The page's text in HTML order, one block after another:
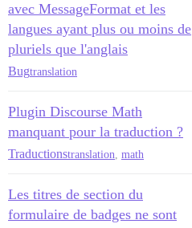
avec MessageFormat et les
langues ayant plus ou moins de
pluriels que l'anglais
Bugtranslation
Plugin Discourse Math
manquant pour la traduction ?
Traductionstranslation math
Les titres de section du
formulaire de badges ne sont